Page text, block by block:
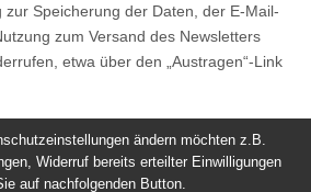
zur Speicherung der Daten, der E-Mail-
zum Versand des Newsletters
etwa über den „Austragen“-Link
ändern möchten z.B.
Widerruf bereits erteilter Einwilligungen
auf nachfolgenden Button.